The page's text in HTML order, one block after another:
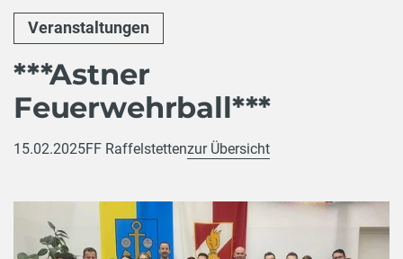
Veranstaltungen
***Astner
Feuerwehrball***
15.02.2025FF Raffelstettenzur Übersicht